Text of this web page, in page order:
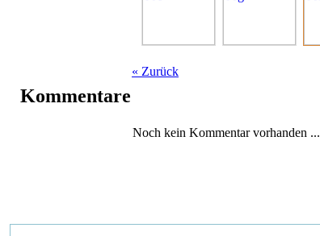
« Zurück
Kommentare
Noch kein Kommentar vorhanden ...